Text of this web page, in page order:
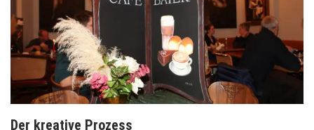
Der kreative Prozess